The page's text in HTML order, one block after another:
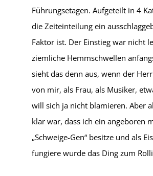
Führungsetagen. Aufgeteilt in 4
die Zeiteinteilung ein
Faktor ist. Der Einstieg war nicht
ziemliche Hemmschwellen
sieht das denn aus, wenn der
von mir, als Frau, als Musiker,
will sich ja nicht blamieren. Aber
klar war, dass ich ein angeboren
„Schweige-Gen“ besitze und als
fungiere wurde das Ding zum